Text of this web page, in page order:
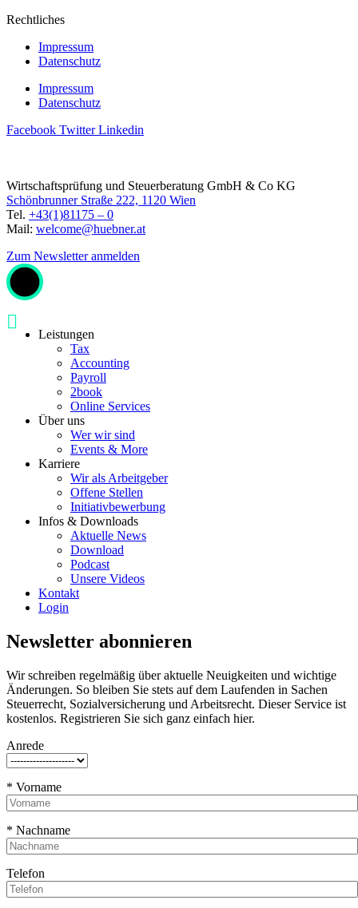
Rechtliches
Impressum
Datenschutz
Impressum
Datenschutz
Facebook Twitter Linkedin
Wirtschaftsprüfung und Steuerberatung GmbH & Co KG
Schönbrunner Straße 222, 1120 Wien
Tel. +43(1)81175 – 0
Mail: welcome@huebner.at
Zum Newsletter anmelden
Leistungen
Tax
Accounting
Payroll
2book
Online Services
Über uns
Wer wir sind
Events & More
Karriere
Wir als Arbeitgeber
Offene Stellen
Initiativbewerbung
Infos & Downloads
Aktuelle News
Download
Podcast
Unsere Videos
Kontakt
Login
Newsletter abonnieren
Wir schreiben regelmäßig über aktuelle Neuigkeiten und wichtige
Änderungen. So bleiben Sie stets auf dem Laufenden in Sachen
Steuerrecht, Sozialversicherung und Arbeitsrecht. Dieser Service ist
kostenlos. Registrieren Sie sich ganz einfach hier.
Anrede
* Vorname
* Nachname
Telefon